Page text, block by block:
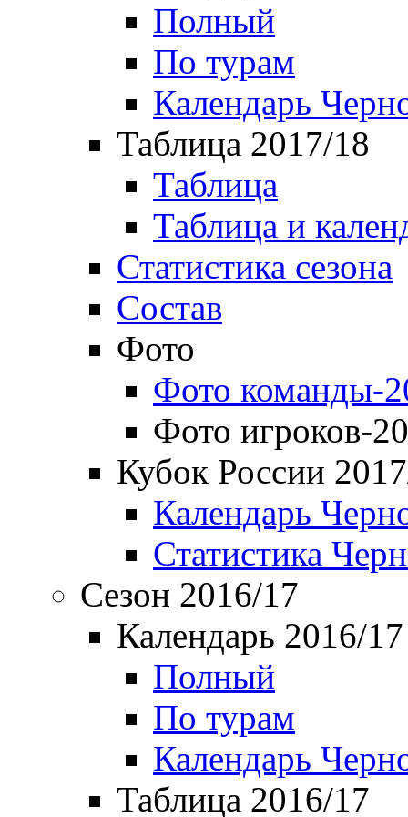
Полный
По турам
Календарь
Таблица 2017/18
Таблица
Таблица и
Статистика сезона
Состав
Фото
Фото команды-
Фото игроков-
Кубок России
Календарь
Статистика
Сезон 2016/17
Календарь 2016/17
Полный
По турам
Календарь
Таблица 2016/17